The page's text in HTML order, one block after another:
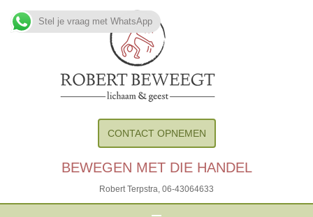
CONTACT OPNEMEN
BEWEGEN MET DIE HANDEL
Robert Terpstra, 06-43064633
Stel je vraag met WhatsApp